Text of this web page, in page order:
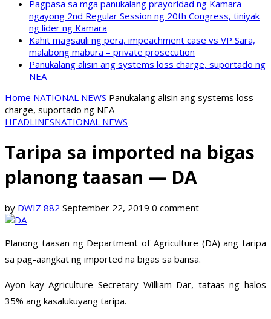
Pagpasa sa mga panukalang prayoridad ng Kamara
ngayong 2nd Regular Session ng 20th Congress, tiniyak
ng lider ng Kamara
Kahit magsauli ng pera, impeachment case vs VP Sara,
malabong mabura – private prosecution
Panukalang alisin ang systems loss charge, suportado ng
NEA
Home NATIONAL NEWS Panukalang alisin ang systems loss
charge, suportado ng NEA
HEADLINESNATIONAL NEWS
Taripa sa imported na bigas
planong taasan — DA
by DWIZ 882 September 22, 2019 0 comment
Planong taasan ng Department of Agriculture (DA) ang taripa
sa pag-aangkat ng imported na bigas sa bansa.
Ayon kay Agriculture Secretary William Dar, tataas ng halos
35% ang kasalukuyang taripa.